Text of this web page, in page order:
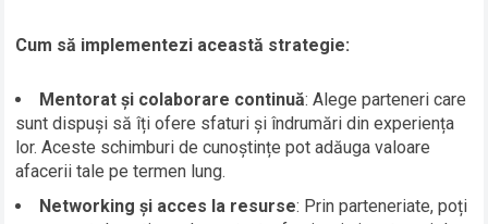
Cum să implementezi această strategie:
Mentorat și colaborare continuă: Alege parteneri care
sunt dispuși să îți ofere sfaturi și îndrumări din experiența
lor. Aceste schimburi de cunoștințe pot adăuga valoare
afacerii tale pe termen lung.
Networking și acces la resurse: Prin parteneriate, poți